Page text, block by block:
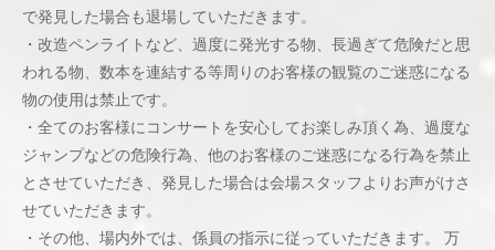
で発見した場合も退場していただきます。
・改造ペンライトなど、過度に発光する物、長過ぎて危険だと思
われる物、数本を連結する等周りのお客様の観覧のご迷惑になる
物の使用は禁止です。
・全てのお客様にコンサートを安心してお楽しみ頂く為、過度な
ジャンプなどの危険行為、他のお客様のご迷惑になる行為を禁止
とさせていただき、発見した場合は会場スタッフよりお声がけさ
せていただきます。
・その他、場内外では、係員の指示に従っていただきます。 万